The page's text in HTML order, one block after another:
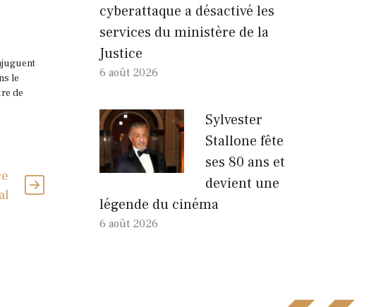
le
de
cyberattaque a désactivé les
services du ministère de la
Justice
6 août 2026
Sylvester
Stallone fête
ses 80 ans et
devient une
légende du cinéma
6 août 2026